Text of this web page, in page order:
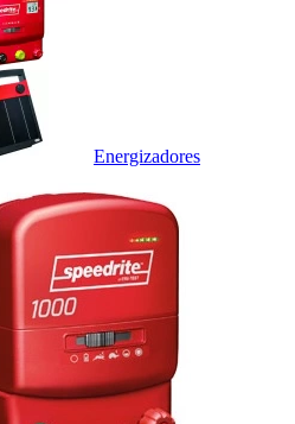
Energizadores